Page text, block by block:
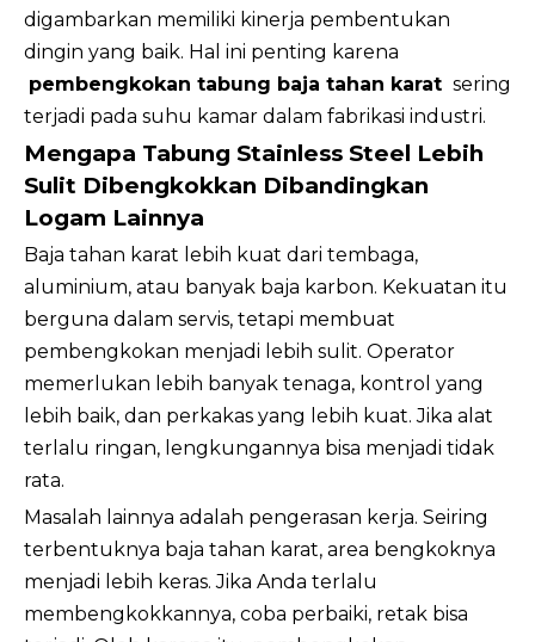
digambarkan memiliki kinerja pembentukan
dingin yang baik. Hal ini penting karena
pembengkokan tabung baja tahan karat sering
terjadi pada suhu kamar dalam fabrikasi industri.
Mengapa Tabung Stainless Steel Lebih
Sulit Dibengkokkan Dibandingkan
Logam Lainnya
Baja tahan karat lebih kuat dari tembaga,
aluminium, atau banyak baja karbon. Kekuatan itu
berguna dalam servis, tetapi membuat
pembengkokan menjadi lebih sulit. Operator
memerlukan lebih banyak tenaga, kontrol yang
lebih baik, dan perkakas yang lebih kuat. Jika alat
terlalu ringan, lengkungannya bisa menjadi tidak
rata.
Masalah lainnya adalah pengerasan kerja. Seiring
terbentuknya baja tahan karat, area bengkoknya
menjadi lebih keras. Jika Anda terlalu
membengkokkannya, coba perbaiki, retak bisa